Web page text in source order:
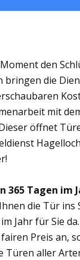
den
die
mit
öffnet
365 Tagen im
die Tür ins
Jahr für Sie
Preis an,
aller